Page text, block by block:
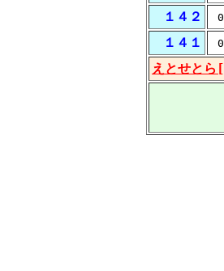
１４２
１４１
えとせと